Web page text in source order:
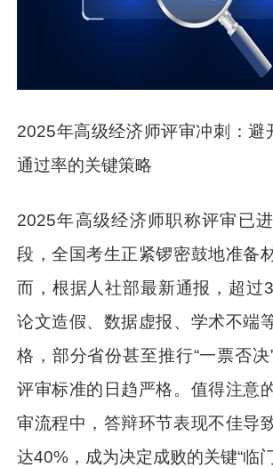
2025年高级经济师评审冲刺：避
通过率的关键策略
2025年高级经济师职称评审已
段，全国考生正紧锣密鼓地准备
而，根据人社部最新通报，超过
论文造假、数据虚报、学术不端
格，部分省份甚至推行“一票否决
评审标准的日趋严格。值得注意
审流程中，答辩环节表现不佳导
达40%，成为决定成败的关键“临门